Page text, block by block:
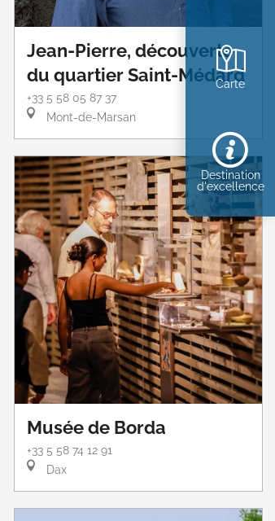
Carte
Destination
d'excellence
Jean-Pierre, découverte
du quartier Saint-Médard
+33 5 58 05 87 37
Mont-de-Marsan
Musée de Borda
+33 5 58 74 12 91
Dax